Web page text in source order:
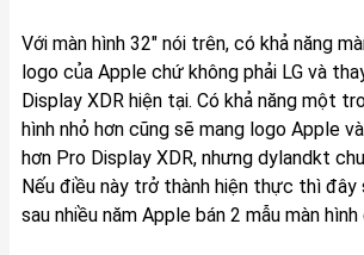
Với màn hình 32" nói trên, có khả năng
logo của Apple chứ không phải LG và
Display XDR hiện tại. Có khả năng một
hình nhỏ hơn cũng sẽ mang logo Apple
hơn Pro Display XDR, nhưng dylandkt
Nếu điều này trở thành hiện thực thì đây
sau nhiều năm Apple bán 2 mẫu màn